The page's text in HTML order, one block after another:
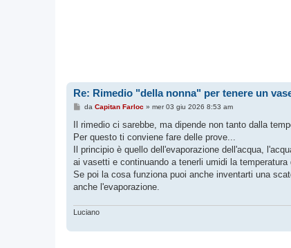
Re: Rimedio "della nonna" per tenere un
M
s
a
g
g
o
da Capitan Farloc » mer 03 giu 2026 8:53 am
Il rimedio ci sarebbe, ma dipende non tanto dalla
Per questo ti conviene fare delle prove...
Il principio è quello dell'evaporazione dell'acqua,
ai vasetti e continuando a tenerli umidi la
Se poi la cosa funziona puoi anche inventarti una
anche l'evaporazione.
Luciano